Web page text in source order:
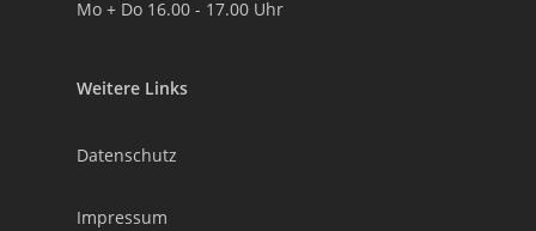
Mo + Do 16.00 - 17.00 Uhr
Weitere Links
Datenschutz
Impressum